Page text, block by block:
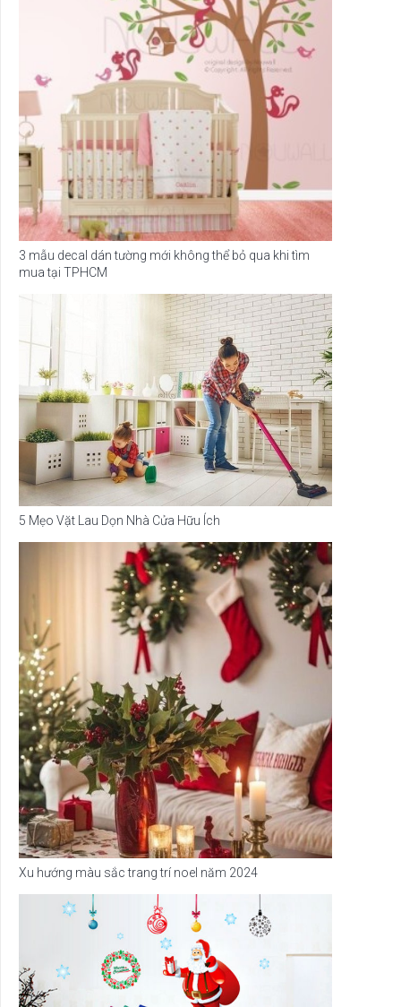
3 mẫu decal dán tường mới không thể bỏ qua khi tìm
mua tại TPHCM
5 Mẹo Vặt Lau Dọn Nhà Cửa Hữu Ích
Xu hướng màu sắc trang trí noel năm 2024